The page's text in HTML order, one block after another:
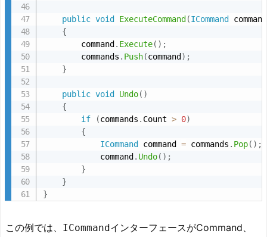
public void ExecuteCommand (ICommand
command
{
        command
. Execute( ) ;
        commands
. Push(command ) ;
}
public void Undo( )
{
if
(commands . Count > 0)
{
ICommand
command = commands . Pop( ) ;
            command
. Undo( ) ;
}
}
}
この例では、 ICommand インターフェースがCommand、